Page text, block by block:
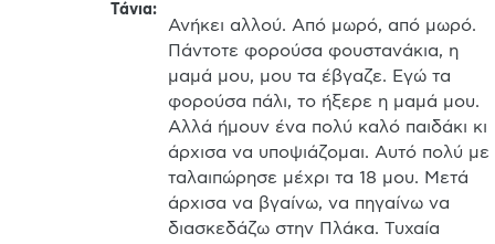
Τάνια:
Ανήκει αλλού. Από μωρό, από μωρό.
Πάντοτε φορούσα φουστανάκια, η
μαμά μου, μου τα έβγαζε. Εγώ τα
φορούσα πάλι, το ήξερε η μαμά μου.
Αλλά ήμουν ένα πολύ καλό παιδάκι κι
άρχισα να υποψιάζομαι. Αυτό πολύ με
ταλαιπώρησε μέχρι τα 18 μου. Μετά
άρχισα να βγαίνω, να πηγαίνω να
διασκεδάζω στην Πλάκα. Τυχαία